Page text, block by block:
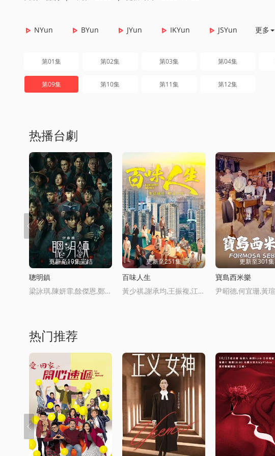
NYun BYun JYun IKYun JSYun 更多
第01集 第02集 第03集 第04集
第09集 第10集 第11集 第12集
热播台劇
更新至10集完结
聰明鎮
梁詠琪,陳妍霏,餘傑恩,鄭煒齡,許曦文,劉脩甫,潘綱大,宋柏緯,喬湲媛,邱以太,趙文瑄,天心,唐從聖,張書偉,雷洪,溫陞豪,炎亞綸,蔡淑臻,孫沁嶽,安原良
更新至251集
百味人生
黃少祺,謝承均,王振複,江宏恩,陳珮騏,王樂妍,竇智孔,江國賓,嶽虹,張琴,黃玉榮,德馨,星卉,劉曉憶,馬幼興,林祐星,陳小菁,苗真,林萱瑜,陳謙文‬,韓宜邦,李睿紳,邱子芯,遊詩璟,周宜霈,賴鬱庭,郭亞棠,劉書宏,陳素珍,劉漢強,王嶽豐,黃圓元,王上豪,蔡力謙,王希華,安伯政,Charks
更新至301集
寶島西米樂
热门推荐